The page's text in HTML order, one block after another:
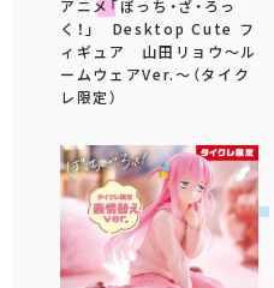
アニメ「ぼっち・ざ・ろっ
く！」 Desktop Cute フ
ィギュア 山田リョウ～ル
ームウェアVer.～（タイク
レ限定）